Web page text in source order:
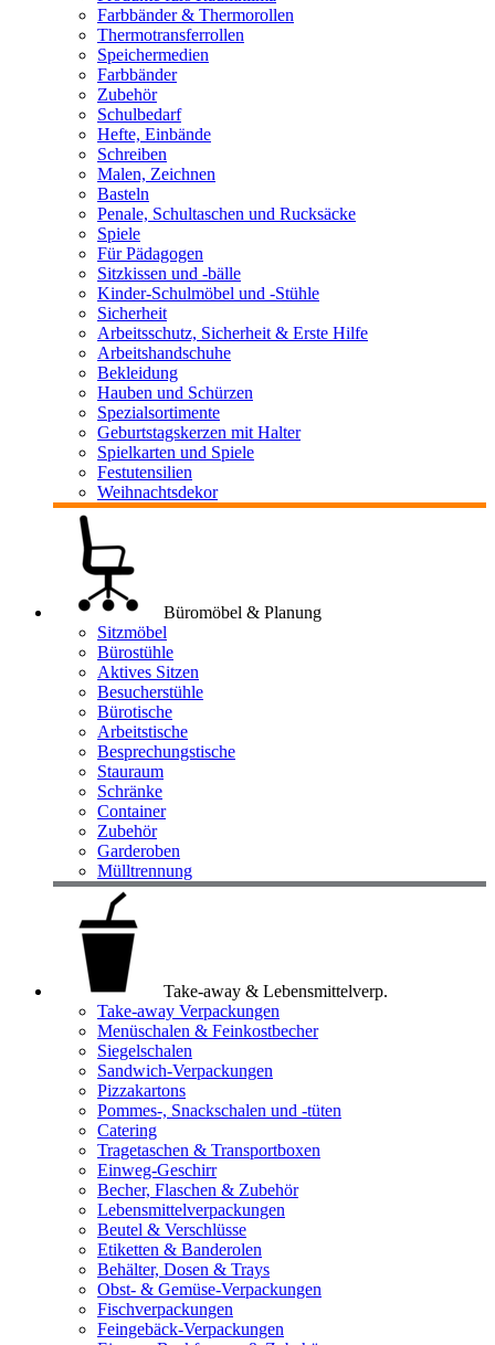
Farbbänder & Thermorollen
Thermotransferrollen
Speichermedien
Farbbänder
Zubehör
Schulbedarf
Hefte, Einbände
Schreiben
Malen, Zeichnen
Basteln
Penale, Schultaschen und Rucksäcke
Spiele
Für Pädagogen
Sitzkissen und -bälle
Kinder-Schulmöbel und -Stühle
Sicherheit
Arbeitsschutz, Sicherheit & Erste Hilfe
Arbeitshandschuhe
Bekleidung
Hauben und Schürzen
Spezialsortimente
Geburtstagskerzen mit Halter
Spielkarten und Spiele
Festutensilien
Weihnachtsdekor
Büromöbel & Planung
Sitzmöbel
Bürostühle
Aktives Sitzen
Besucherstühle
Bürotische
Arbeitstische
Besprechungstische
Stauraum
Schränke
Container
Zubehör
Garderoben
Mülltrennung
Take-away & Lebensmittelverp.
Take-away Verpackungen
Menüschalen & Feinkostbecher
Siegelschalen
Sandwich-Verpackungen
Pizzakartons
Pommes-, Snackschalen und -tüten
Catering
Tragetaschen & Transportboxen
Einweg-Geschirr
Becher, Flaschen & Zubehör
Lebensmittelverpackungen
Beutel & Verschlüsse
Etiketten & Banderolen
Behälter, Dosen & Trays
Obst- & Gemüse-Verpackungen
Fischverpackungen
Feingebäck-Verpackungen